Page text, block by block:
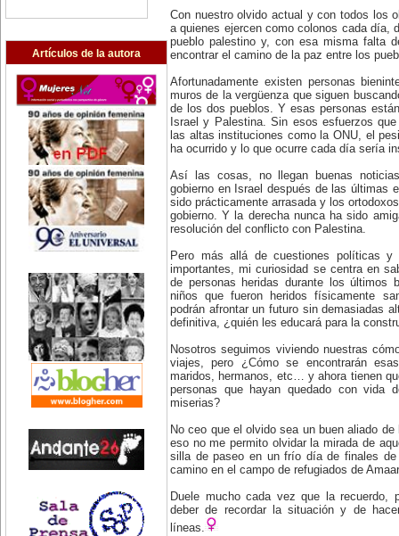
Artículos de la autora
Con nuestro olvido actual y con todos los
a quienes ejercen como colonos cada día,
pueblo palestino y, con esa misma falta
encontrar el camino de la paz entre los
Afortunadamente existen personas
muros de la vergüenza que siguen
de los dos pueblos. Y esas personas
Israel y Palestina. Sin esos esfuerzos
las altas instituciones como la ONU, el
ha ocurrido y lo que ocurre cada día sería
Así las cosas, no llegan buenas
gobierno en Israel después de las últimas
sido prácticamente arrasada y los
gobierno. Y la derecha nunca ha sido
resolución del conflicto con Palestina.
Pero más allá de cuestiones políticas y
importantes, mi curiosidad se centra en
de personas heridas durante los últimos
niños que fueron heridos físicamente
podrán afrontar un futuro sin demasiadas
definitiva, ¿quién les educará para la
Nosotros seguimos viviendo nuestras
viajes, pero ¿Cómo se encontrarán
maridos, hermanos, etc… y ahora tienen
personas que hayan quedado con vida
miserias?
No ceo que el olvido sea un buen aliado
eso no me permito olvidar la mirada de
silla de paseo en un frío día de finales
camino en el campo de refugiados de
Duele mucho cada vez que la recuerdo,
deber de recordar la situación y de
líneas.